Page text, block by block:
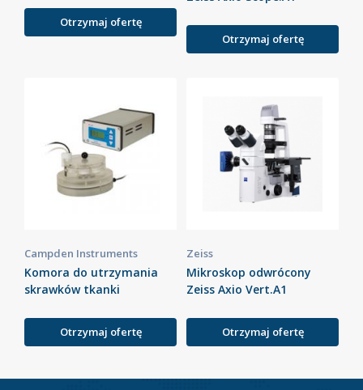
Otrzymaj ofertę
Otrzymaj ofertę
Campden Instruments
Komora do utrzymania
skrawków tkanki
Otrzymaj ofertę
Zeiss
Mikroskop odwrócony
Zeiss Axio Vert.A1
Otrzymaj ofertę